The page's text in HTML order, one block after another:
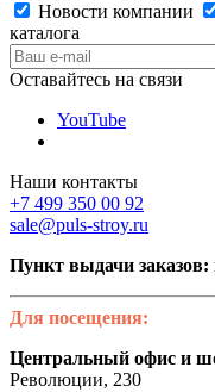
Новости компании
каталога
Оставайтесь на связи
YouTube
Наши контакты
+7 499 350 00 92
sale@puls-stroy.ru
Пункт выдачи заказов:
Для посещения:
Центральный офис и
Революции, 230